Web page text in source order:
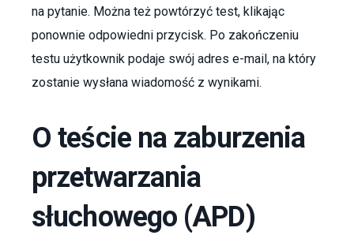
na pytanie. Można też powtórzyć test, klikając
ponownie odpowiedni przycisk. Po zakończeniu
testu użytkownik podaje swój adres e-mail, na który
zostanie wysłana wiadomość z wynikami.
O teście na zaburzenia
przetwarzania
słuchowego (APD)